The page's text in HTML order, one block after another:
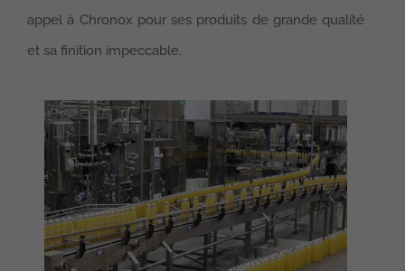
appel à Chronox pour ses produits de grande qualité
et sa finition impeccable.